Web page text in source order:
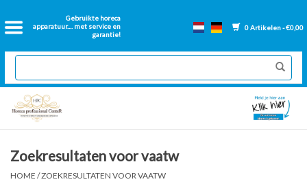
Gebruikte horeca
apparatuur.... met service en
garantie!
0 Artikelen - €0,00
Home
2dehands Horeca
Nieuwe apparatuur
GN Bakken
Zoekresultaten voor vaatw
HOME /ZOEKRESULTATEN VOOR VAATW